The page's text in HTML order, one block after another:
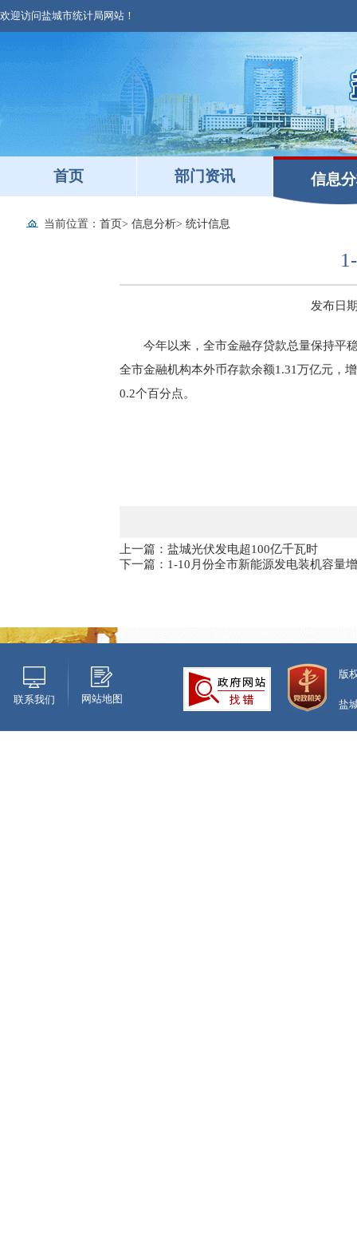
欢迎访问盐城市统计局网站！
首页 部门资讯 信息
当前位置： 首页> 信息分析> 统计信息
发布日
今年以来，全市金融存贷款总量保持平
全市金融机构本外币存款余额1.31万亿元，
0.2个百分点。
上一篇：盐城光伏发电超100亿千瓦时
下一篇：1-10月份全市新能源发电装机容量
联系我们 网站地图
版
盐